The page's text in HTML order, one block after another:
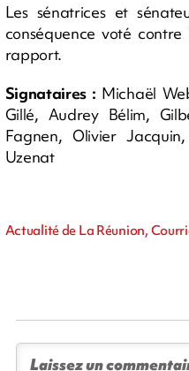
Les sénatrices et
conséquence voté
rapport.
Signataires : Michaël
Gillé, Audrey Bélim,
Fagnen, Olivier
Uzenat
Actualité de La Réunion,